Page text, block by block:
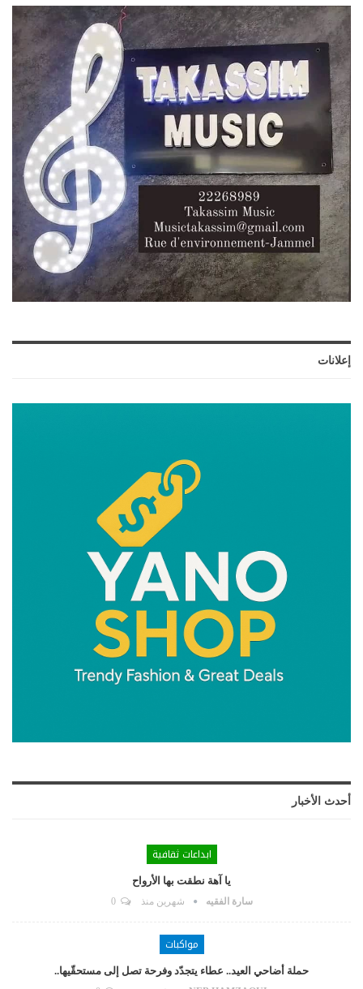
إعلانات
أحدث الأخبار
ابداعات ثقافية
يا آهة نطقت بها الأرواح
سارة الفقيه شهرين منذ 0
مواكبات
حملة أضاحي العيد.. عطاء يتجدّد وفرحة تصل إلى مستحقّيها..